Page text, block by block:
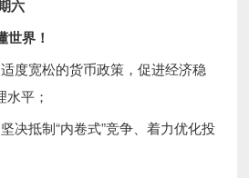
六
世界！
度宽松的货币政策，促进经济稳
平；
决抵制“内卷式”竞争、着力优化投